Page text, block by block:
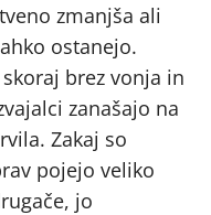
zmanjša ali
ostanejo.
brez vonja in
zanašajo na
Zakaj so
pojejo veliko
jo